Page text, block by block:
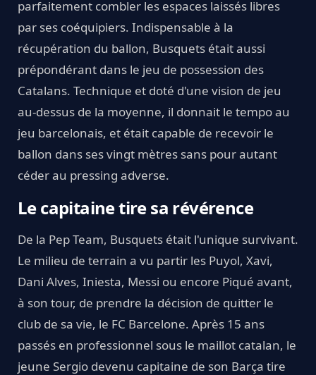
parfaitement combler les espaces laissés libres
par ses coéquipiers. Indispensable à la
récupération du ballon, Busquets était aussi
prépondérant dans le jeu de possession des
Catalans. Technique et doté d'une vision de jeu
au-dessus de la moyenne, il donnait le tempo au
jeu barcelonais, et était capable de recevoir le
ballon dans ses vingt mètres sans pour autant
céder au pressing adverse.
Le capitaine tire sa révérence
De la Pep Team, Busquets était l'unique survivant.
Le milieu de terrain a vu partir les Puyol, Xavi,
Dani Alves, Iniesta, Messi ou encore Piqué avant,
à son tour, de prendre la décision de quitter le
club de sa vie, le FC Barcelone. Après 15 ans
passés en professionnel sous le maillot catalan, le
jeune Sergio devenu capitaine de son Barça tire